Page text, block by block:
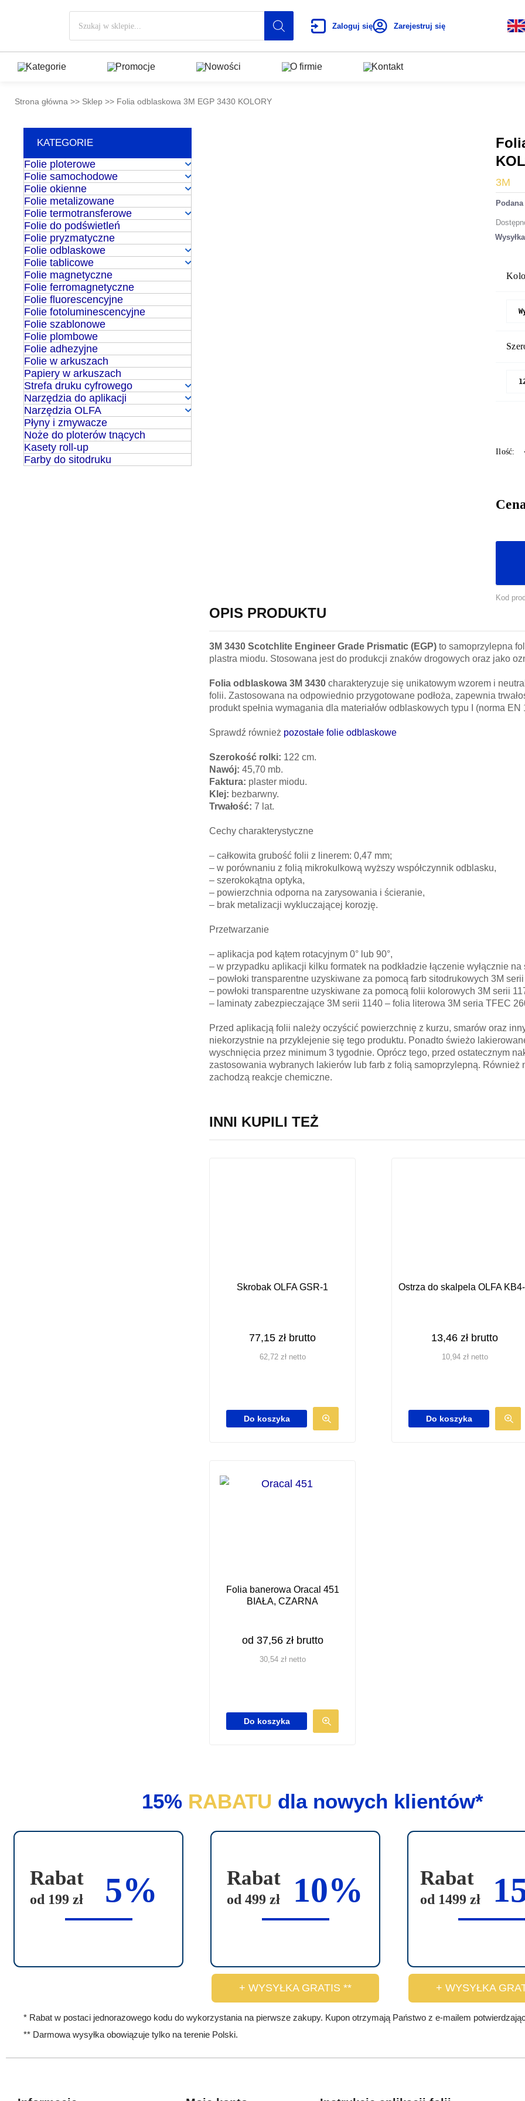
produktów
Zaloguj się Zarejestruj się
Kategorie Promocje Nowości O firmie Kontakt
Strona główna >> Sklep >> Folia odblaskowa 3M EGP 3430 KOLORY
KATEGORIE
Folie ploterowe
Folie samochodowe
Folie okienne
Folie metalizowane
Folie termotransferowe
Folie do podświetleń
Folie pryzmatyczne
Folie odblaskowe
Folie tablicowe
Folie magnetyczne
Folie ferromagnetyczne
Folie fluorescencyjne
Folie fotoluminescencyjne
Folie szablonowe
Folie plombowe
Folie adhezyjne
Folie w arkuszach
Papiery w arkuszach
Strefa druku cyfrowego
Narzędzia do aplikacji
Narzędzia OLFA
Płyny i zmywacze
Noże do ploterów tnących
Kasety roll-up
Farby do sitodruku
3M
Kod
OPIS PRODUKTU
3M 3430 Scotchlite Engineer Grade Prismatic (EGP) to samoprzylepna
plastra miodu. Stosowana jest do produkcji znaków drogowych oraz jako
Folia odblaskowa 3M 3430 charakteryzuje się unikatowym wzorem i
folii. Zastosowana na odpowiednio przygotowane podłoża, zapewnia
produkt spełnia wymagania dla materiałów odblaskowych typu I (norma EN
Sprawdź również pozostałe folie odblaskowe
Szerokość rolki: 122 cm.
Nawój: 45,70 mb.
Faktura: plaster miodu.
Klej: bezbarwny.
Trwałość: 7 lat.
Cechy charakterystyczne
– całkowita grubość folii z linerem: 0,47 mm;
– w porównaniu z folią mikrokulkową wyższy współczynnik odblasku,
– szerokokątna optyka,
– powierzchnia odporna na zarysowania i ścieranie,
– brak metalizacji wykluczającej korozję.
Przetwarzanie
– aplikacja pod kątem rotacyjnym 0° lub 90°,
– w przypadku aplikacji kilku formatek na podkładzie łączenie wyłącznie na
– powłoki transparentne uzyskiwane za pomocą farb sitodrukowych 3M
– powłoki transparentne uzyskiwane za pomocą folii kolorowych 3M serii
– laminaty zabezpieczające 3M serii 1140 – folia literowa 3M seria TFEC
Przed aplikacją folii należy oczyścić powierzchnię z kurzu, smarów oraz
niekorzystnie na przyklejenie się tego produktu. Ponadto świeżo
wyschnięcia przez minimum 3 tygodnie. Oprócz tego, przed ostatecznym
zastosowania wybranych lakierów lub farb z folią samoprzylepną. Również
zachodzą reakcje chemiczne.
INNI KUPILI TEŻ
Skrobak OLFA GSR-1
77,15 zł brutto
62,72 złnetto
Do koszyka
Ostrza do skalpela OLFA
13,46 zł brutto
10,94 złnetto
Do koszyka
Folia banerowa Oracal 451
BIAŁA, CZARNA
od 37,56 złbrutto
30,54 złnetto
Do koszyka
o
t
a
l
i
15% RABATU dla nowych klientów*
Rabat
od 199 zł 5% Rabat
od 499 zł 10%
+ WYSYŁKA GRATIS **
Rabat
od 1499 zł
+ WYSYŁKA
* Rabat w postaci jednorazowego kodu do wykorzystania na pierwsze zakupy. Kupon otrzymają Państwo z e-mailem
** Darmowa wysyłka obowiązuje tylko na terenie Polski.